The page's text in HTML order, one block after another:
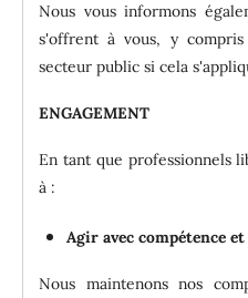
Nous vous informons
s'offrent à vous, y
secteur public si cela
ENGAGEMENT
En tant que professionnels
à :
Agir avec compétence
Nous maintenons nos